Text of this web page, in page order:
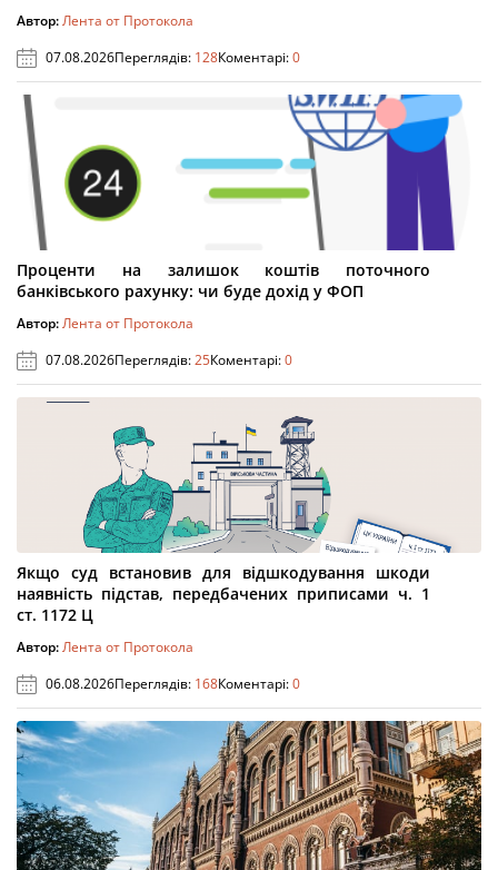
Автор:Лента от Протокола
07.08.2026Переглядів: 128Коментарі:0
Проценти на залишок коштів поточного
банківського рахунку: чи буде дохід у ФОП
Автор:Лента от Протокола
07.08.2026Переглядів:25Коментарі:0
Якщо суд встановив для відшкодування шкоди
наявність підстав, передбачених приписами ч. 1
ст. 1172 Ц
Автор:Лента от Протокола
06.08.2026Переглядів: 168Коментарі:0